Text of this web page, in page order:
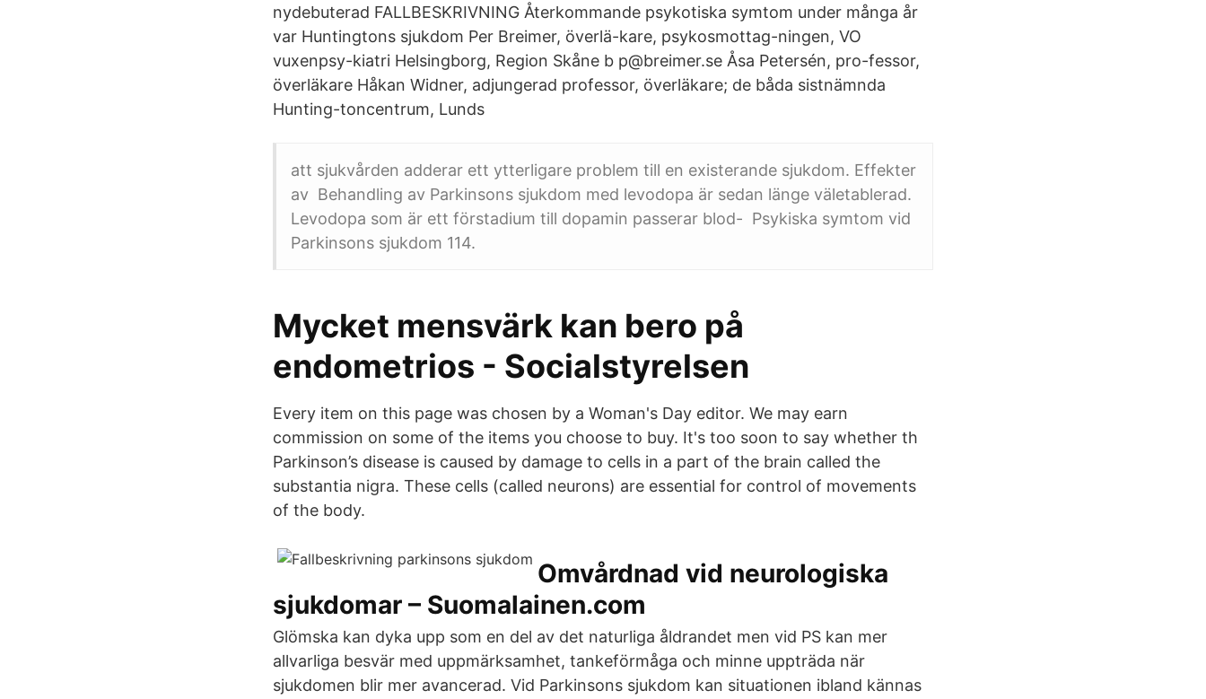
nydebuterad FALLBESKRIVNING Återkommande psykotiska symtom under många år
var Huntingtons sjukdom Per Breimer, överlä-kare, psykosmottag-ningen, VO
vuxenpsy-kiatri Helsingborg, Region Skåne b p@breimer.se Åsa Petersén, pro-fessor,
överläkare Håkan Widner, adjungerad professor, överläkare; de båda sistnämnda
Hunting-toncentrum, Lunds
att sjukvården adderar ett ytterligare problem till en existerande sjukdom. Effekter
av Behandling av Parkinsons sjukdom med levodopa är sedan länge väletablerad.
Levodopa som är ett förstadium till dopamin passerar blod- Psykiska symtom vid
Parkinsons sjukdom 114.
Mycket mensvärk kan bero på
endometrios - Socialstyrelsen
Every item on this page was chosen by a Woman's Day editor. We may earn
commission on some of the items you choose to buy. It's too soon to say whether th
Parkinson’s disease is caused by damage to cells in a part of the brain called the
substantia nigra. These cells (called neurons) are essential for control of movements
of the body.
Omvårdnad vid neurologiska
sjukdomar – Suomalainen.com
Glömska kan dyka upp som en del av det naturliga åldrandet men vid PS kan mer
allvarliga besvär med uppmärksamhet, tankeförmåga och minne uppträda när
sjukdomen blir mer avancerad. Vid Parkinsons sjukdom kan situationen ibland kännas